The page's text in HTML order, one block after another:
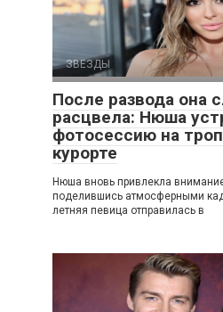
ЗВЕЗДЫ
После развода она
расцвела: Нюша
фотосессию на
курорте
Нюша вновь привлекла
поделившись атмосферными
летняя певица отправилась в